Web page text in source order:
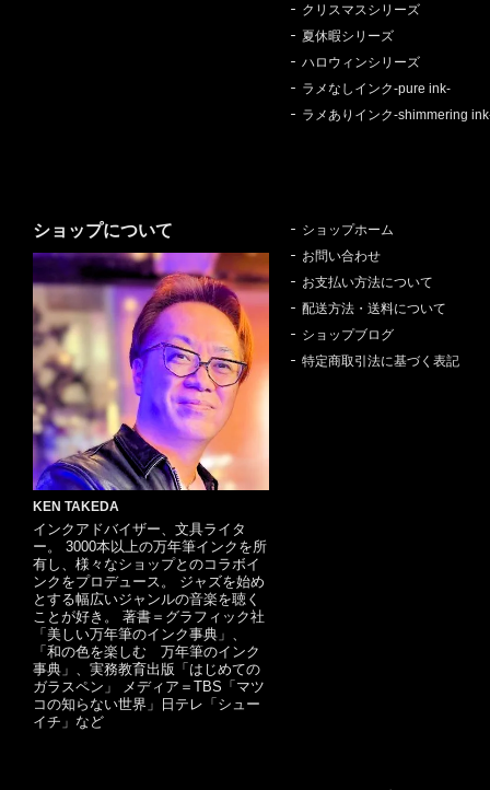
クリスマスシリーズ
夏休暇シリーズ
ハロウィンシリーズ
ラメなしインク-pure ink-
ラメありインク-shimmering
ショップについて
KEN TAKEDA
インクアドバイザー、文具ライタ
ー。 3000本以上の万年筆インクを所
有し、様々なショップとのコラボイ
ンクをプロデュース。 ジャズを始め
とする幅広いジャンルの音楽を聴く
ことが好き。 著書＝グラフィック社
「美しい万年筆のインク事典」、
「和の色を楽しむ 万年筆のインク
事典」、実務教育出版「はじめての
ガラスペン」 メディア＝TBS「マツ
コの知らない世界」日テレ「シュー
イチ」など
ショップホーム
お問い合わせ
お支払い方法について
配送方法・送料について
ショップブログ
特定商取引法に基づく表記